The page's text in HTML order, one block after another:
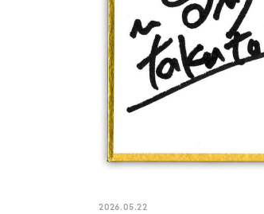
2026.05.22